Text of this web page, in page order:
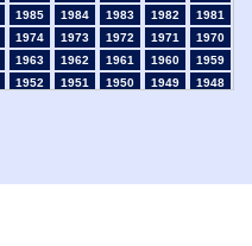
1985 1984 1983 1982
1981
1974 1973 1972 1971
1970
1963 1962 1961 1960
1959
1952 1951 1950 1949
1948